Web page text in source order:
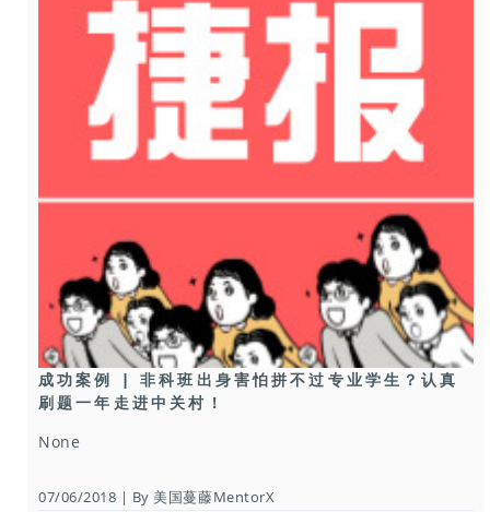
成功案例 | 非科班出身害怕拼不过专业学生？认真
刷题一年走进中关村！
None
07/06/2018 | By 美国蔓藤MentorX